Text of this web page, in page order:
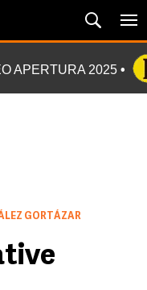
APERTURA 2025
GORTÁZAR